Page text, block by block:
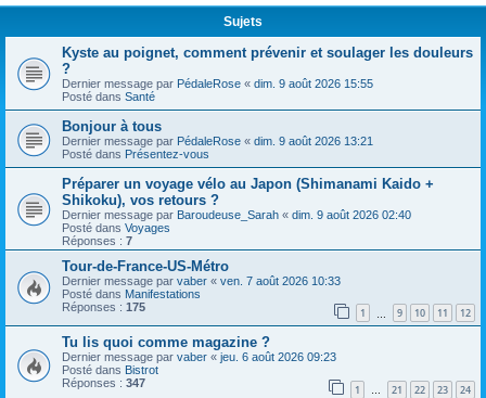
h
Sujets
Kyste au poignet, comment prévenir et soulager les douleurs
?
Dernier message par PédaleRose « dim. 9 août 2026 15:55
Posté dans Santé
Bonjour à tous
Dernier message par PédaleRose « dim. 9 août 2026 13:21
Posté dans Présentez-vous
Préparer un voyage vélo au Japon (Shimanami Kaido +
Shikoku), vos retours ?
Dernier message par Baroudeuse_Sarah « dim. 9 août 2026 02:40
Posté dans Voyages
Réponses : 7
Tour-de-France-US-Métro
Dernier message par vaber « ven. 7 août 2026 10:33
Posté dans Manifestations
Réponses : 175 1 9 10 11 12
Tu lis quoi comme magazine ?
Dernier message par vaber « jeu. 6 août 2026 09:23
Posté dans Bistrot
Réponses : 347 1 … 21 22 23 24